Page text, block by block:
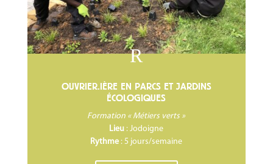
R
OUVRIER.IÈRE EN PARCS ET JARDINS
ÉCOLOGIQUES
Formation « Métiers verts »
Lieu : Jodoigne
Rythme : 5 jours/semaine